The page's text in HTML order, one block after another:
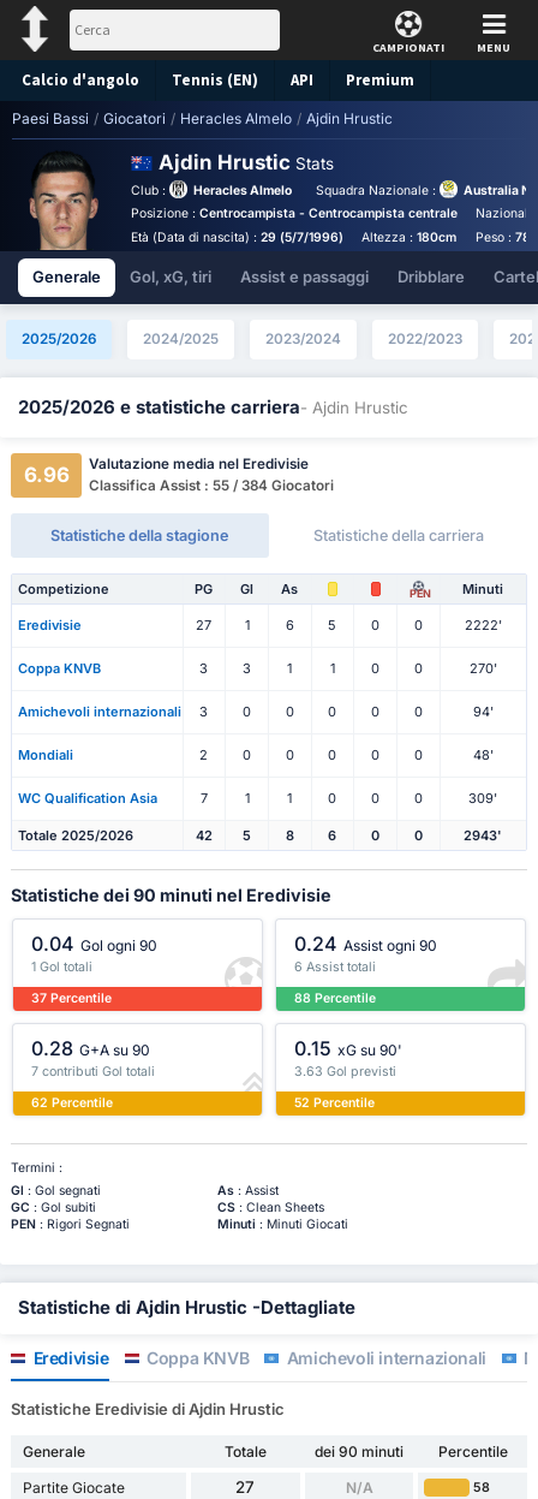
CAMPIONATI MENU
Calcio d'angolo Tennis (EN) API Premium
Pronostico
Paesi Bassi / Giocatori / Heracles Almelo / Ajdin Hrustic
Ajdin Hrustic Stats
Club : Heracles Almelo Squadra Nazionale :
Australia
Posizione : Centrocampista - Centrocampista centrale
Età (Data di nascita) : 29 (5/7/1996) Altezza :180cm Peso :
Generale Gol, xG, tiri Assist e passaggi Dribblare
2025/2026 2024/2025 2023/2024 2022/2023
2025/2026 e statistiche carriera- Ajdin Hrustic
6.96
Valutazione media nel Eredivisie
Classifica Assist : 55 / 384 Giocatori
Statistiche della stagione Statistiche della carriera
Competizione PG Gl As PEN Minuti
Eredivisie 27 1 6 5 0 0 2222'
Coppa KNVB 3 3 1 1 0 0 270'
Amichevoli internazionali 3 0 0 0 0 0 94'
Mondiali 2 0 0 0 0 0 48'
WC Qualification Asia 7 1 1 0 0 0 309'
Totale 2025/2026 42 5 8 6 0 0 2943'
Statistiche dei 90 minuti nel Eredivisie
0.04 Gol ogni 90
1 Gol totali
37 Percentile
0.24 Assist ogni 90
6 Assist totali
88 Percentile
0.28 G+A su 90
7 contributi Gol totali
62 Percentile
0.15 xG su 90'
3.63 Gol previsti
52 Percentile
Termini :
Gl : Gol segnati As: Assist
GC : Gol subiti CS: Clean Sheets
PEN: Rigori Segnati Minuti : Minuti Giocati
Statistiche di Ajdin Hrustic -Dettagliate
Eredivisie Coppa KNVB Amichevoli internazionali
Statistiche Eredivisie di Ajdin Hrustic
Generale Totale dei 90 minuti
Percentile
Partite Giocate
27 N/A 58